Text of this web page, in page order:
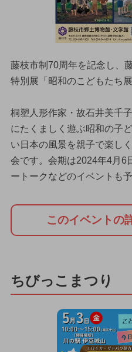
藤枝市制70周年を記念し、
特別展「昭和のこどもたち
桐塑人形作家・故石井美千
にたくましく遊ぶ昭和の子
い日本の風景を親子で楽し
会です。会期は2024年4月6
ートークなどのイベントも
このイベントの
ちびっこまつり